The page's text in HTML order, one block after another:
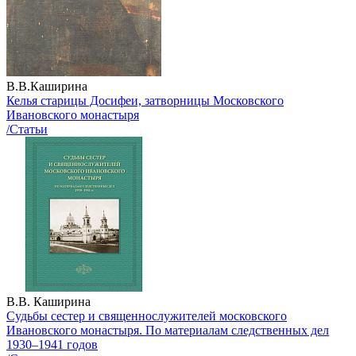
В.В.Каширина
Келья старицы Досифеи, затворницы Московского
Ивановского монастыря
/Статьи
В.В. Каширина
Судьбы сестер и священнослужителей московского
Ивановского монастыря. По материалам следственных дел
1930–1941 годов